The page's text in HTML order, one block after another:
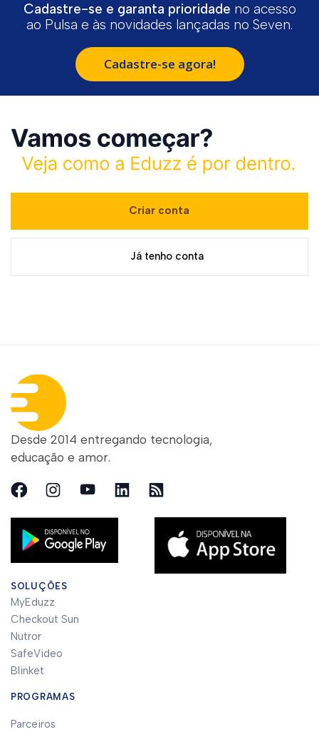
Cadastre-se e garanta prioridade no acesso
ao Pulsa e às novidades lançadas no Seven.
Cadastre-se agora!
Criar conta
Já tenho conta
Desde 2014 entregando tecnologia,
educação e amor.
SOLUÇÕES
MyEduzz
Checkout Sun
Nutror
SafeVideo
Blinket
Parceiros
PROGRAMAS